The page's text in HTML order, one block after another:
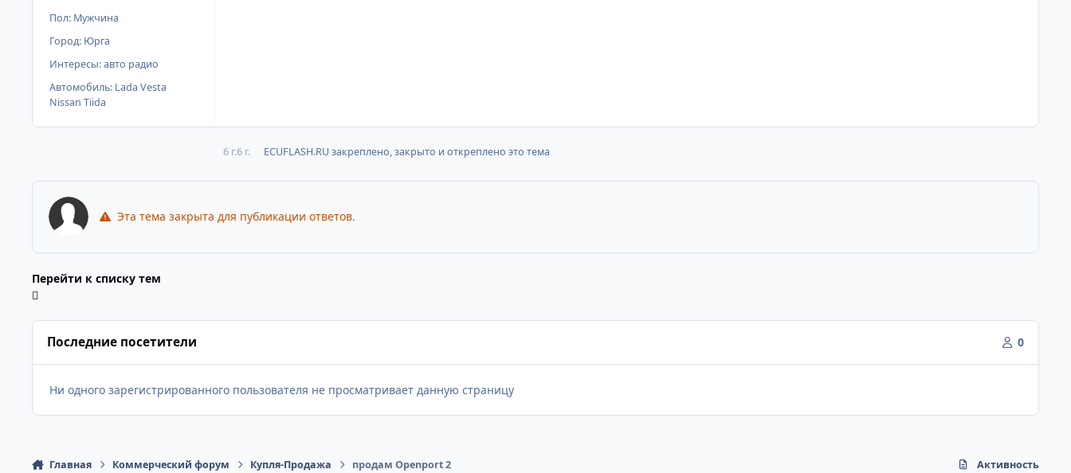
Пол: Мужчина
Город: Юрга
Интересы:авто радио
Автомобиль: Lada Vesta
Nissan Tiida
6 г.6 г. ECUFLASH.RU закреплено, закрыто и откреплено это тема
Эта тема закрыта для публикации ответов.
Перейти к списку тем
Последние посетители 0
Ни одного зарегистрированного пользователя не просматривает данную страницу
Главная Коммерческий форум Купля-Продажа продам Openport 2 Активность